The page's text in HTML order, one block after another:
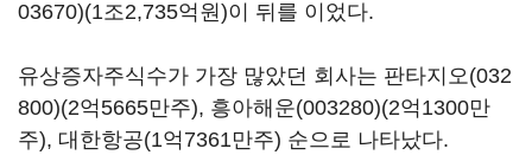
03670)(1조2,735억원)이 뒤를 이었다.
유상증자주식수가 가장 많았던 회사는 판타지오(032
800)(2억5665만주), 흥아해운(003280)(2억1300만
주), 대한항공(1억7361만주) 순으로 나타났다.